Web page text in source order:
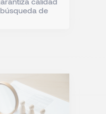
de